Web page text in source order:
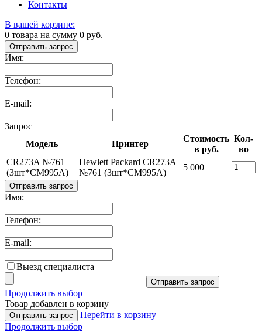
Контакты
В вашей корзине:
0 товара на сумму 0 руб.
Отправить запрос
Имя:
Телефон:
E-mail:
Запрос
Модель
Принтер
Стоимость
в руб.
Кол-
во
CR273A №761
(3шт*CM995A)
Hewlett Packard CR273A
№761 (3шт*CM995A)
5 000
Отправить запрос
Имя:
Телефон:
E-mail:
Выезд специалиста
Отправить запрос
Продолжить выбор
Товар добавлен в корзину
Отправить запрос
Перейти в корзину
Продолжить выбор